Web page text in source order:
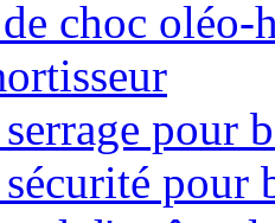
choc oléo-
pour
pour